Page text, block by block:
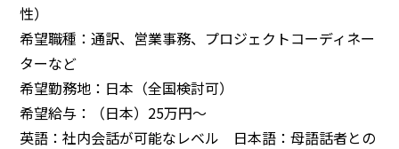
性）
希望職種：通訳、営業事務、プロジェクトコーディネー
ターなど
希望勤務地：日本（全国検討可）
希望給与：（日本）25万円～
英語：社内会話が可能なレベル 日本語：母語話者との